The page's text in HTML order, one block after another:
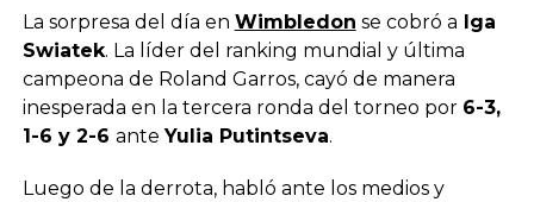
La sorpresa del día en Wimbledon se cobró a Iga
Swiatek. La líder del ranking mundial y última
campeona de Roland Garros, cayó de manera
inesperada en la tercera ronda del torneo por 6-3,
1-6 y 2-6 anteYulia Putintseva.
Luego de la derrota, habló ante los medios y